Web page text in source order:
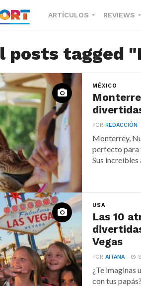
ARTÍCULOS REVIEWS
posts tagged
MÉXICO
PORREDACCIÓN
Monterrey,
perfecto para
Sus increíbles
USA
Las 10
Vegas
PORAITANA
¿Te imaginas
con tus